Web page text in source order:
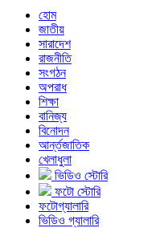
হোম
জাতীয়
সারাদেশ
রাজনীতি
সংগঠন
অপরাধ
শিক্ষা
বানিজ্য
বিনোদন
আর্ন্তজাতিক
খেলাধুলা
ভিডিও স্টোরি
ফটো স্টোরি
ফটোগ্যালারি
ভিডিও গ্যালারি